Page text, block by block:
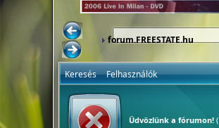
forum.FREESTATE.hu
Keresés Felhasználók
Üdvözlünk a fórumon!(